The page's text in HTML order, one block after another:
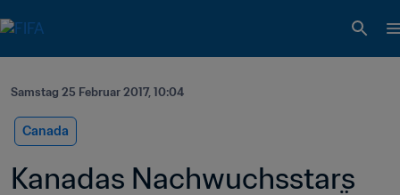
Samstag 25 Februar 2017, 10:04
Canada
Kanadas Nachwuchsstars